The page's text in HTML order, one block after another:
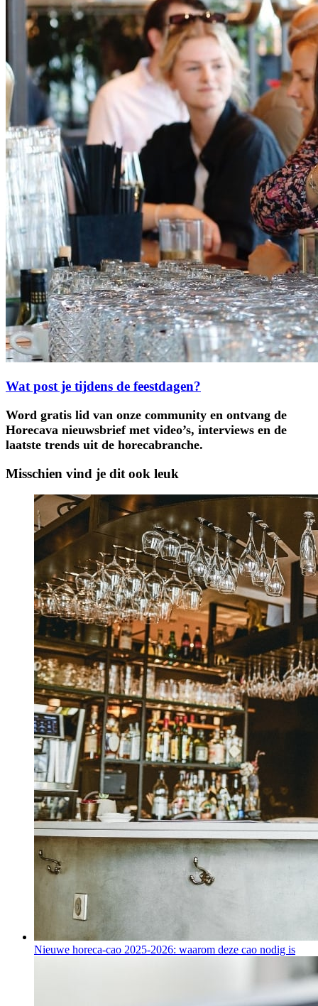
Wat post je tijdens de feestdagen?
Word gratis lid van onze community en ontvang de
Horecava nieuwsbrief met video’s, interviews en de
laatste trends uit de horecabranche.
Misschien vind je dit ook leuk
Nieuwe horeca-cao 2025-2026: waarom deze cao nodig is